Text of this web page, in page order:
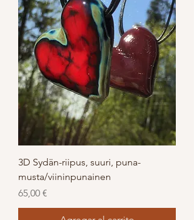
3D Sydän-riipus, suuri, puna-
musta/viininpunainen
Precio
65,00 €